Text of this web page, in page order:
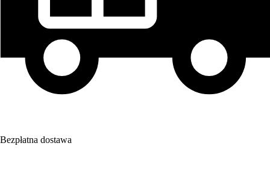
Bezpłatna dostawa